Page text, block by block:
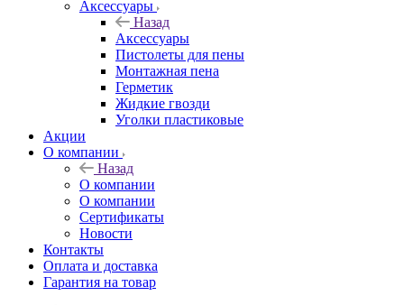
Аксессуары
Назад
Аксессуары
Пистолеты для пены
Монтажная пена
Герметик
Жидкие гвозди
Уголки пластиковые
Акции
О компании
Назад
О компании
О компании
Сертификаты
Новости
Контакты
Оплата и доставка
Гарантия на товар